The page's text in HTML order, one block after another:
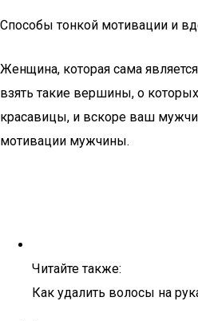
Способы тонкой мотивации и
Женщина, которая сама
взять такие вершины, о
красавицы, и вскоре ваш
мотивации мужчины.
Читайте также:
Как удалить волосы на